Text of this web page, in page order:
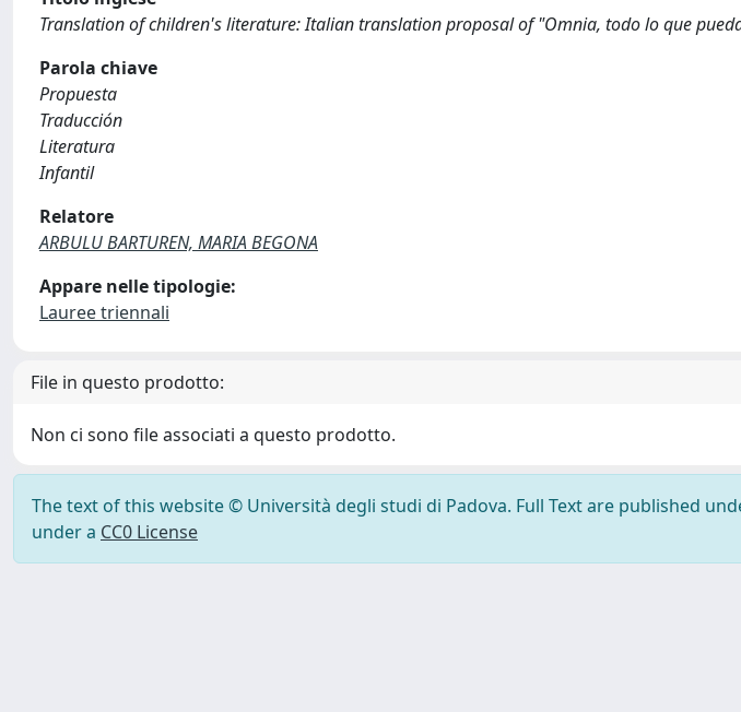
Translation of children's literature: Italian translation proposal of "Omnia, todo lo que
Parola chiave
Propuesta
Traducción
Literatura
Infantil
Relatore
ARBULU BARTUREN, MARIA BEGONA
Appare nelle tipologie:
Lauree triennali
File in questo prodotto:
Non ci sono file associati a questo prodotto.
The text of this website © Università degli studi di Padova. Full Text are published
under a CC0 License